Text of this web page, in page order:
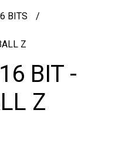
BITS
Z
BIT -
Z